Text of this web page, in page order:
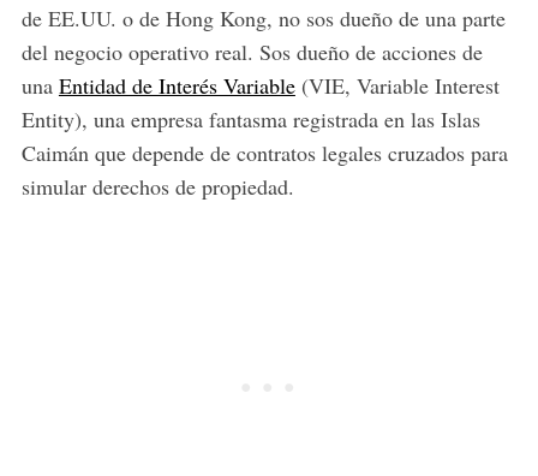
de EE.UU. o de Hong Kong, no sos dueño de una parte
del negocio operativo real. Sos dueño de acciones de
una Entidad de Interés Variable(VIE, Variable Interest
Entity), una empresa fantasma registrada en las Islas
Caimán que depende de contratos legales cruzados para
simular derechos de propiedad.